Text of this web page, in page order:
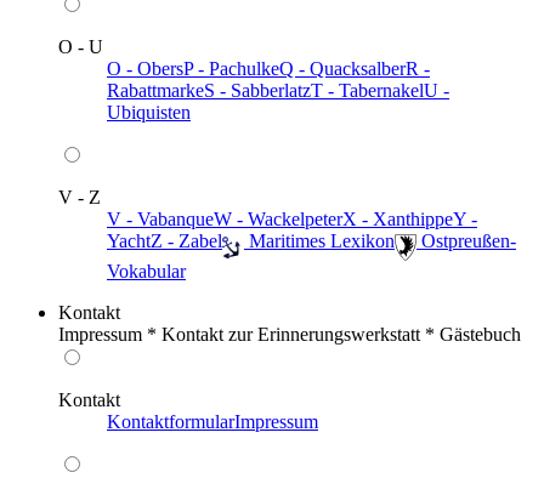
O - U
O - ObersP - PachulkeQ - QuacksalberR -
RabattmarkeS - SabberlatzT - TabernakelU -
Ubiquisten
V - Z
V - VabanqueW - WackelpeterX - XanthippeY -
YachtZ - Zabel ️ Maritimes Lexikon
️ Ostpreußen-
Vokabular
Kontakt
Impressum * Kontakt zur Erinnerungswerkstatt * Gästebuch
Kontakt
KontaktformularImpressum